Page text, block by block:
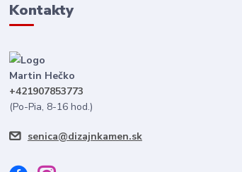
Kontakty
Martin Hečko
+421907853773
(Po-Pia, 8-16 hod.)
senica@dizajnkamen.sk